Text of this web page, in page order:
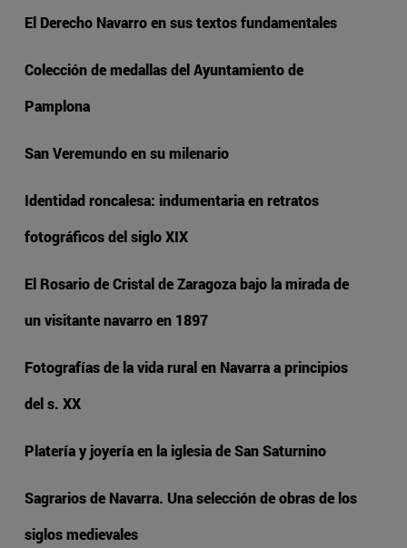
El Derecho Navarro en sus textos fundamentales
Colección de medallas del Ayuntamiento de
Pamplona
San Veremundo en su milenario
Identidad roncalesa: indumentaria en retratos
fotográficos del siglo XIX
El Rosario de Cristal de Zaragoza bajo la mirada de
un visitante navarro en 1897
Fotografías de la vida rural en Navarra a principios
del s. XX
Platería y joyería en la iglesia de San Saturnino
Sagrarios de Navarra. Una selección de obras de los
siglos medievales